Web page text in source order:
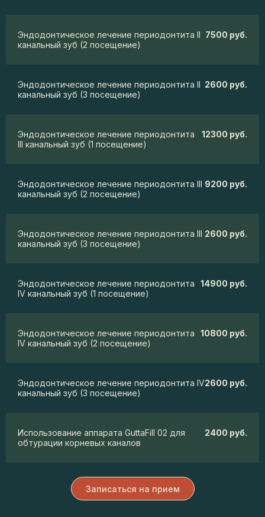
Эндодонтическое лечение периодонтита II
канальный зуб (2 посещение)
7500 руб.
Эндодонтическое лечение периодонтита II
канальный зуб (3 посещение)
2600 руб.
Эндодонтическое лечение периодонтита
III канальный зуб (1 посещение)
12300 руб.
Эндодонтическое лечение периодонтита III
канальный зуб (2 посещение)
9200 руб.
Эндодонтическое лечение периодонтита III
канальный зуб (3 посещение)
2600 руб.
Эндодонтическое лечение периодонтита
IV канальный зуб (1 посещение)
14900 руб.
Эндодонтическое лечение периодонтита
IV канальный зуб (2 посещение)
10800 руб.
Эндодонтическое лечение периодонтита IV
канальный зуб (3 посещение)
2600 руб.
Использование аппарата GuttaFill 02 для
обтурации корневых каналов
2400 руб.
Записаться на прием